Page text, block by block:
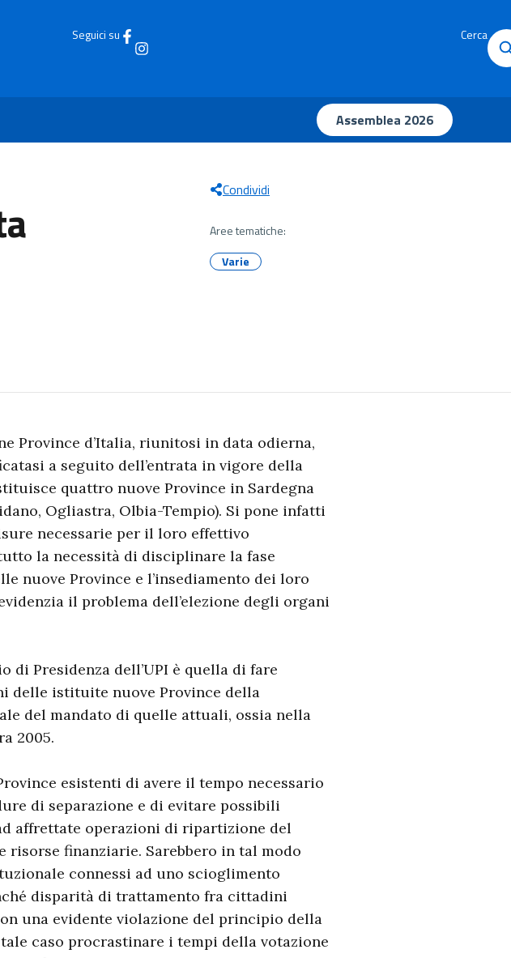
Seguici su Cerca
Assemblea 2026
Condividi
Aree tematiche:
Varie
Province d’Italia, riunitosi in data odierna,
a seguito dell’entrata in vigore della
quattro nuove Province in Sardegna
Ogliastra, Olbia-Tempio). Si pone infatti
necessarie per il loro effettivo
la necessità di disciplinare la fase
nuove Province e l’insediamento dei loro
il problema dell’elezione degli organi
di Presidenza dell’UPI è quella di fare
delle istituite nuove Province della
del mandato di quelle attuali, ossia nella
2005.
esistenti di avere il tempo necessario
di separazione e di evitare possibili
affrettate operazioni di ripartizione del
risorse finanziarie. Sarebbero in tal modo
connessi ad uno scioglimento
disparità di trattamento fra cittadini
una evidente violazione del principio della
caso procrastinare i tempi della votazione